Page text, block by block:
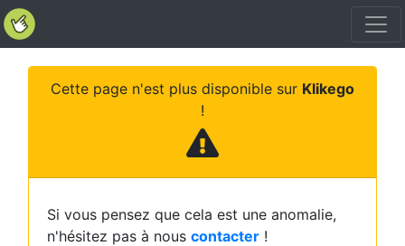
Cette page n'est plus disponible sur Klikego
!
Si vous pensez que cela est une anomalie,
n'hésitez pas à nous contacter !